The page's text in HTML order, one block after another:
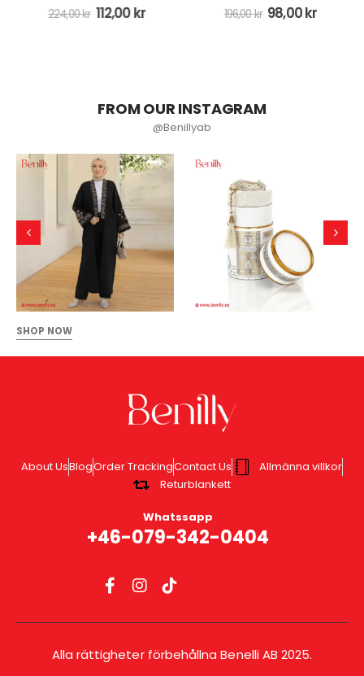
224,00kr 112,00kr 196,00kr 98,00kr
FROM OUR INSTAGRAM
@Benillyab
SHOP NOW
About Us Blog Order Tracking Contact Us
Allmänna villkor
Returblankett
Whatssapp
+46-079-342-0404
Alla rättigheter förbehållna Benelli AB 2025.